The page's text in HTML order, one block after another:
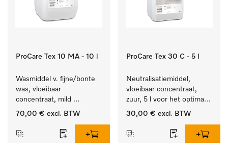
ProCare Tex 10 MA - 10 l
Wasmiddel v. fijne/bonte
was, vloeibaar
concentraat, mild
alkalisch, 10 l voor het
en gevoelig textiel.
70,00 € excl. BTW
ProCare Tex 30 C - 5 l
Neutralisatiemiddel,
vloeibaar concentraat,
zuur, 5 l voor het optimaal
beschermen van het
neutralisatie.
30,00 € excl. BTW